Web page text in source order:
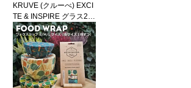
KRUVE (クルーべ) EXCI
TE & INSPIRE グラス2点
セット カフェ コーヒー
ラテ ダブルウォールグラ
ス ガラスグラス ホット
グラス 耐熱グラス タン
ブラー おしゃれ コーヒ
ーカップ ビアグラス コ